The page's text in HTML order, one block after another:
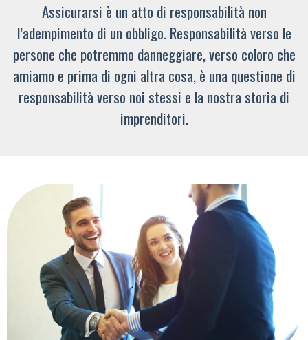
Assicurarsi è un atto di responsabilità non
l’adempimento di un obbligo. Responsabilità verso le
persone che potremmo danneggiare, verso coloro che
amiamo e prima di ogni altra cosa, è una questione di
responsabilità verso noi stessi e la nostra storia di
imprenditori.